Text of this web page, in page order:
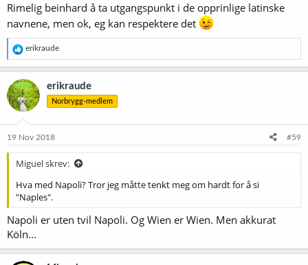
Rimelig beinhard å ta utgangspunkt i de opprinlige latinske
navnene, men ok, eg kan respektere det
R
e
a
k
s
j
o
e
erikraude
erikraude
Norbrygg-medlem
19 Nov 2018 #59
Miguel skrev:
Hva med Napoli? Tror jeg måtte tenkt meg om hardt for å si
"Naples".
Napoli er uten tvil Napoli. Og Wien er Wien. Men akkurat
Köln...